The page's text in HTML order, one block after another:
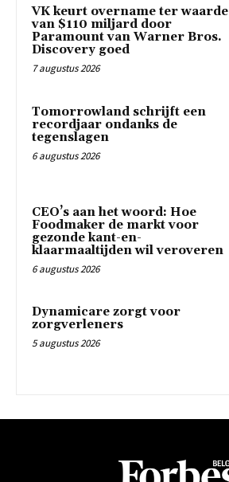
VK keurt overname ter waarde
van $110 miljard door
Paramount van Warner Bros.
Discovery goed
7 augustus 2026
Tomorrowland schrijft een
recordjaar ondanks de
tegenslagen
6 augustus 2026
CEO’s aan het woord: Hoe
Foodmaker de markt voor
gezonde kant-en-
klaarmaaltijden wil veroveren
6 augustus 2026
Dynamicare zorgt voor
zorgverleners
5 augustus 2026